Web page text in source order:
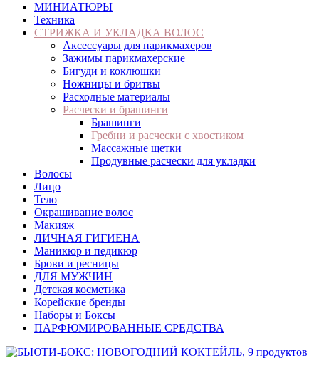
МИНИАТЮРЫ
Техника
СТРИЖКА И УКЛАДКА ВОЛОС
Аксессуары для парикмахеров
Зажимы парикмахерские
Бигуди и коклюшки
Ножницы и бритвы
Расходные материалы
Расчески и брашинги
Брашинги
Гребни и расчески с хвостиком
Массажные щетки
Продувные расчески для укладки
Волосы
Лицо
Тело
Окрашивание волос
Макияж
ЛИЧНАЯ ГИГИЕНА
Маникюр и педикюр
Брови и ресницы
ДЛЯ МУЖЧИН
Детская косметика
Корейские бренды
Наборы и Боксы
ПАРФЮМИРОВАННЫЕ СРЕДСТВА